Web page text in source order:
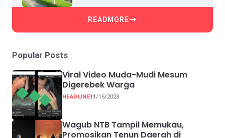
READMORE
Popular Posts
Viral Video Muda-Mudi Mesum
Digerebek Warga
HEADLINE11/15/2023
Wagub NTB Tampil Memukau,
Promosikan Tenun Daerah di